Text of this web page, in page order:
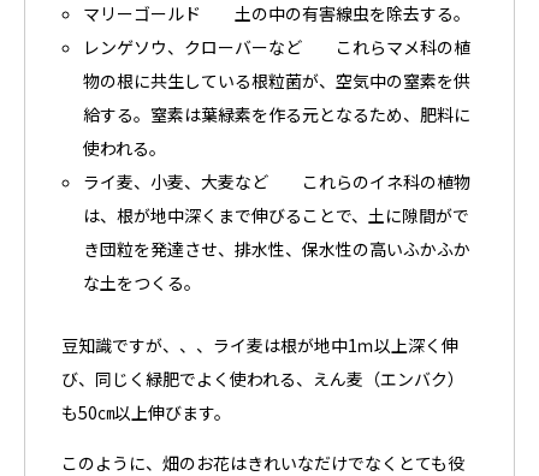
マリーゴールド 土の中の有害線虫を除去する。
レンゲソウ、クローバーなど これらマメ科の植
物の根に共生している根粒菌が、空気中の窒素を供
給する。窒素は葉緑素を作る元となるため、肥料に
使われる。
ライ麦、小麦、大麦など これらのイネ科の植物
は、根が地中深くまで伸びることで、土に隙間がで
き団粒を発達させ、排水性、保水性の高いふかふか
な土をつくる。
豆知識ですが、、、ライ麦は根が地中1ｍ以上深く伸
び、同じく緑肥でよく使われる、えん麦（エンバク）
も50㎝以上伸びます。
このように、畑のお花はきれいなだけでなくとても役